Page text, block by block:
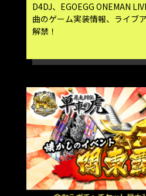
D4DJ、EGOEGG ONEMAN
曲のゲーム実装情報、ライブ
解禁！